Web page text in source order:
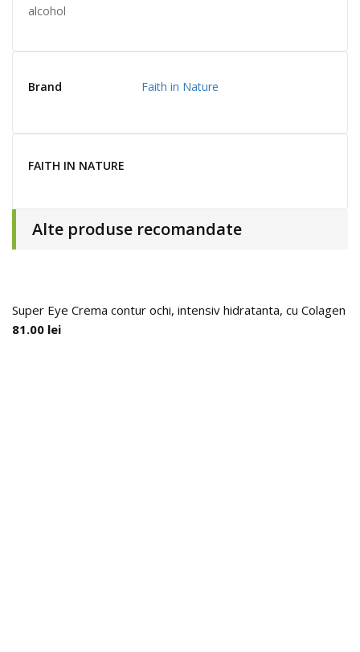
alcohol
Brand Faith in Nature
FAITH IN NATURE
Alte produse recomandate
Super Eye Crema contur ochi, intensiv hidratanta, cu Colagen
81.00 lei